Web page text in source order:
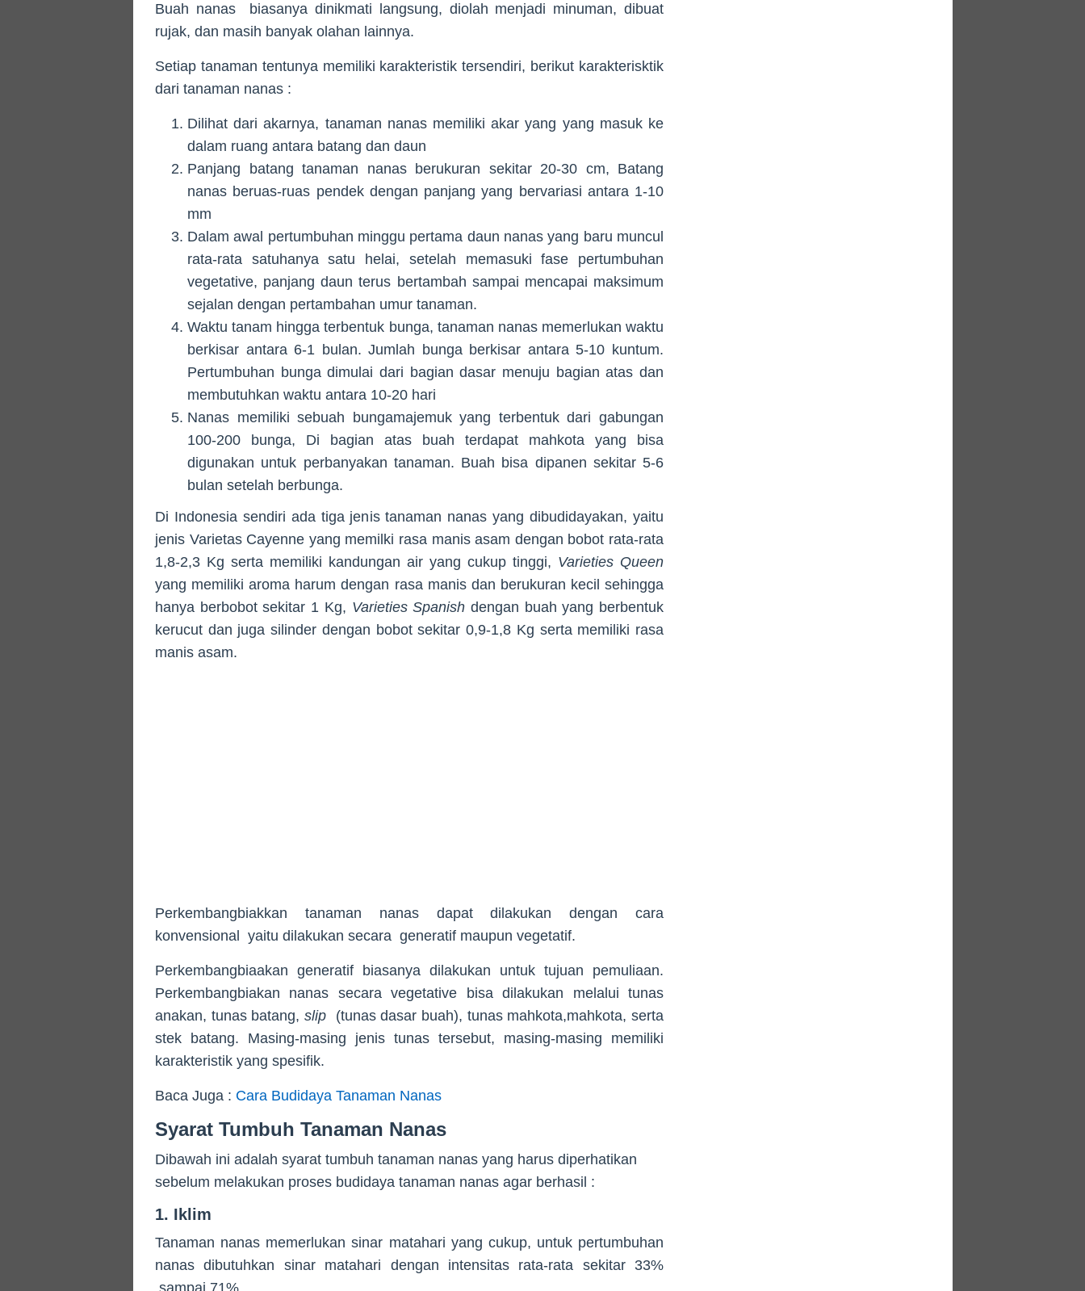
Buah nanas biasanya dinikmati langsung, diolah menjadi minuman, dibuat
rujak, dan masih banyak olahan lainnya.
Setiap tanaman tentunya memiliki karakteristik tersendiri, berikut karakterisktik
dari tanaman nanas :
Dilihat dari akarnya, tanaman nanas memiliki akar yang yang masuk ke
dalam ruang antara batang dan daun
Panjang batang tanaman nanas berukuran sekitar 20-30 cm, Batang
nanas beruas-ruas pendek dengan panjang yang bervariasi antara 1-10
mm
Dalam awal pertumbuhan minggu pertama daun nanas yang baru muncul
rata-rata satuhanya satu helai, setelah memasuki fase pertumbuhan
vegetative, panjang daun terus bertambah sampai mencapai maksimum
sejalan dengan pertambahan umur tanaman.
Waktu tanam hingga terbentuk bunga, tanaman nanas memerlukan waktu
berkisar antara 6-1 bulan. Jumlah bunga berkisar antara 5-10 kuntum.
Pertumbuhan bunga dimulai dari bagian dasar menuju bagian atas dan
membutuhkan waktu antara 10-20 hari
Nanas memiliki sebuah bungamajemuk yang terbentuk dari gabungan
100-200 bunga, Di bagian atas buah terdapat mahkota yang bisa
digunakan untuk perbanyakan tanaman. Buah bisa dipanen sekitar 5-6
bulan setelah berbunga.
Di Indonesia sendiri ada tiga jenis tanaman nanas yang dibudidayakan, yaitu
jenis Varietas Cayenne yang memilki rasa manis asam dengan bobot rata-rata
1,8-2,3 Kg serta memiliki kandungan air yang cukup tinggi, Varieties Queen
yang memiliki aroma harum dengan rasa manis dan berukuran kecil sehingga
hanya berbobot sekitar 1 Kg, Varieties Spanish dengan buah yang berbentuk
kerucut dan juga silinder dengan bobot sekitar 0,9-1,8 Kg serta memiliki rasa
manis asam.
Perkembangbiakkan tanaman nanas dapat dilakukan dengan cara
konvensional yaitu dilakukan secara generatif maupun vegetatif.
Perkembangbiaakan generatif biasanya dilakukan untuk tujuan pemuliaan.
Perkembangbiakan nanas secara vegetative bisa dilakukan melalui tunas
anakan, tunas batang, slip (tunas dasar buah), tunas mahkota,mahkota, serta
stek batang. Masing-masing jenis tunas tersebut, masing-masing memiliki
karakteristik yang spesifik.
Baca Juga : Cara Budidaya Tanaman Nanas
Syarat Tumbuh Tanaman Nanas
Dibawah ini adalah syarat tumbuh tanaman nanas yang harus diperhatikan
sebelum melakukan proses budidaya tanaman nanas agar berhasil :
1. Iklim
Tanaman nanas memerlukan sinar matahari yang cukup, untuk pertumbuhan
nanas dibutuhkan sinar matahari dengan intensitas rata-rata sekitar 33%